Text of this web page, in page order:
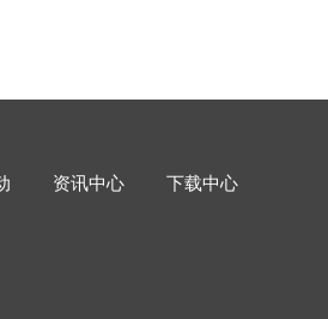
资讯中心 下载中心